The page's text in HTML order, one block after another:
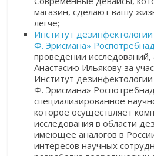
магазин, сделают вашу
легче;
Институт
Ф. Эрисмана»
проведении исследований,
Анастасию Ильякову за
Институт
Ф. Эрисмана»
специализированное
которое осуществляет
исследования в области
имеющее аналогов в
интересов научных